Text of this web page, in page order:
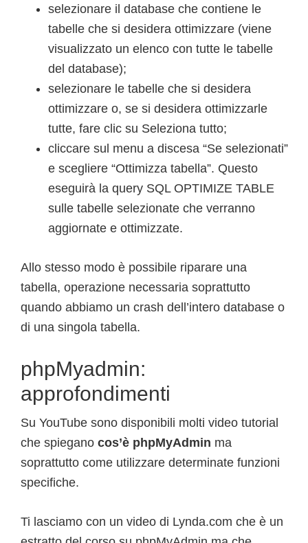
selezionare il database che contiene le
tabelle che si desidera ottimizzare (viene
visualizzato un elenco con tutte le tabelle
del database);
selezionare le tabelle che si desidera
ottimizzare o, se si desidera ottimizzarle
tutte, fare clic su Seleziona tutto;
cliccare sul menu a discesa “Se selezionati”
e scegliere “Ottimizza tabella”. Questo
eseguirà la query SQL OPTIMIZE TABLE
sulle tabelle selezionate che verranno
aggiornate e ottimizzate.
Allo stesso modo è possibile riparare una
tabella, operazione necessaria soprattutto
quando abbiamo un crash dell’intero database o
di una singola tabella.
phpMyadmin:
approfondimenti
Su YouTube sono disponibili molti video tutorial
che spiegano cos’è phpMyAdmin ma
soprattutto come utilizzare determinate funzioni
specifiche.
Ti lasciamo con un video di Lynda.com che è un